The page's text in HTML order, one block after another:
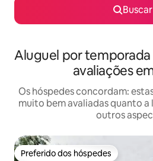
Buscar
Aluguel por temporada
avaliações
Os hóspedes concordam:
muito bem avaliadas quanto
outros
Preferido dos hóspedes
Preferido dos hóspedes